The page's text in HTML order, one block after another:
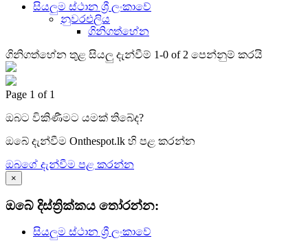
සියලුම ස්ථාන ශ්‍රී ලංකාවේ
නුවරඑලිය
ගිනිගත්හේන
ගිනිගත්හේන තුළ සියලු දැන්වීම් 1-0 of 2 පෙන්නුම් කරයි
Page 1 of 1
ඔබට විකිණීමට යමක් තිබේද?
ඔබේ දැන්වීම Onthespot.lk හි පළ කරන්න
ඔබගේ දැන්වීම පළ කරන්න
×
ඔබේ දිස්ත්‍රික්කය තෝරන්න:
සියලුම ස්ථාන ශ්‍රී ලංකාවේ